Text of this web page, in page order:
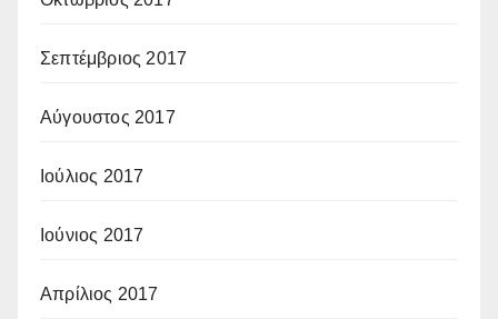
Σεπτέμβριος 2017
Αύγουστος 2017
Ιούλιος 2017
Ιούνιος 2017
Απρίλιος 2017